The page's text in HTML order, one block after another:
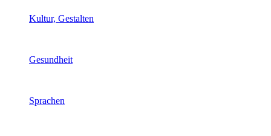
Kultur, Gestalten
Gesundheit
Sprachen